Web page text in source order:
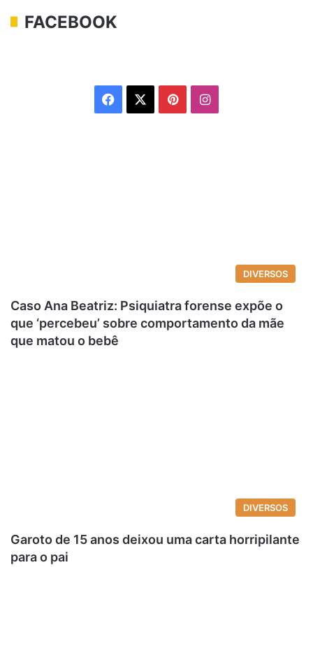
FACEBOOK
Facebook PinterestInstagram
DIVERSOS
Caso Ana Beatriz: Psiquiatra forense expõe o
que ‘percebeu’ sobre comportamento da mãe
que matou o bebê
DIVERSOS
Garoto de 15 anos deixou uma carta horripilante
para o pai